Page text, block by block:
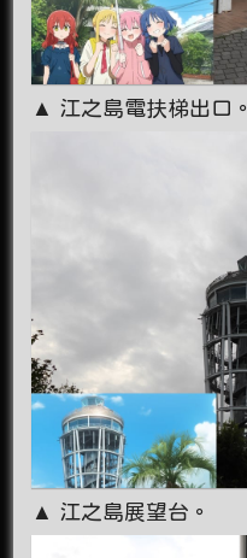
▲ 江之島電扶梯出口。
▲ 江之島展望台。